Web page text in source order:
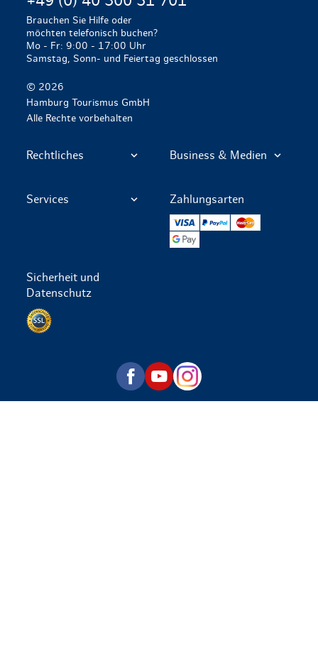
Brauchen Sie Hilfe oder
möchten telefonisch buchen?
Mo - Fr: 9:00 - 17:00 Uhr
Samstag, Sonn- und Feiertag geschlossen
© 2026
Hamburg Tourismus GmbH
Alle Rechte vorbehalten
Rechtliches Business & Medien
Services Zahlungsarten
PayPal
Sicherheit und
Datenschutz